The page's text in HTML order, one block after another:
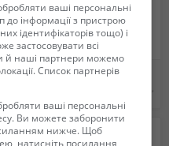
Значки времен ссср
ваші персональні
до інформації з пристрою
ідентифікаторів тощо) і
застосовувати всі
й наші партнери можемо
Список партнерів
ваші персональні
Ви можете заборонити
нижче. Щоб
натисніть посилання